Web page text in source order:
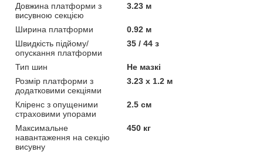
Довжина платформи з
висувною секцією
3.23 м
Ширина платформи
0.92 м
Швидкість підйому/
опускання платформи
35 / 44 з
Тип шин
Не мазкі
Розмір платформи з
додатковими секціями
3.23 x 1.2 м
Кліренс з опущеними
страховими упорами
2.5 см
Максимальне
навантаження на секцію
висувну
450 кг